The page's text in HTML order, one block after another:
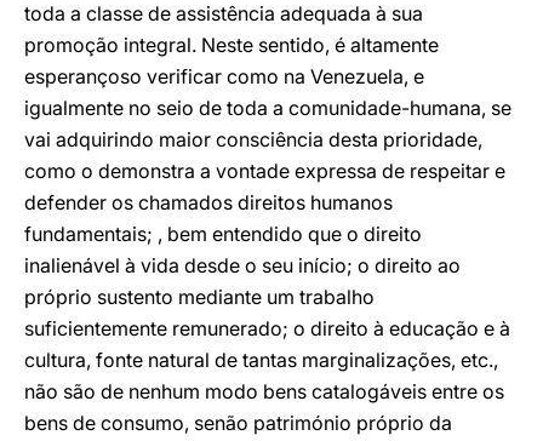
toda a classe de assistência adequada à sua
promoção integral. Neste sentido, é altamente
esperançoso verificar como na Venezuela, e
igualmente no seio de toda a comunidade-humana, se
vai adquirindo maior consciência desta prioridade,
como o demonstra a vontade expressa de respeitar e
defender os chamados direitos humanos
fundamentais; , bem entendido que o direito
inalienável à vida desde o seu início; o direito ao
próprio sustento mediante um trabalho
suficientemente remunerado; o direito à educação e à
cultura, fonte natural de tantas marginalizações, etc.,
não são de nenhum modo bens catalogáveis entre os
bens de consumo, senão património próprio da